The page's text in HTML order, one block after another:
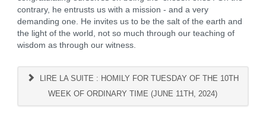
contrary, he entrusts us with a mission - and a very
demanding one. He invites us to be the salt of the earth and
the light of the world, not so much through our teaching of
wisdom as through our witness.
LIRE LA SUITE : HOMILY FOR TUESDAY OF THE 10TH
WEEK OF ORDINARY TIME (JUNE 11TH, 2024)